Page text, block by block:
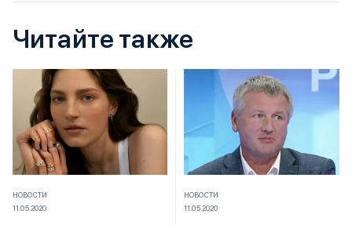
Читайте также
НОВОСТИ
11.05.2020
НОВОСТИ
11.05.2020